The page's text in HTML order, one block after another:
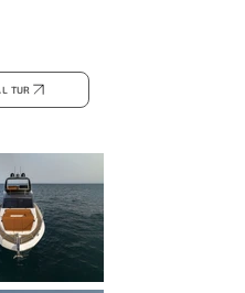
TUR